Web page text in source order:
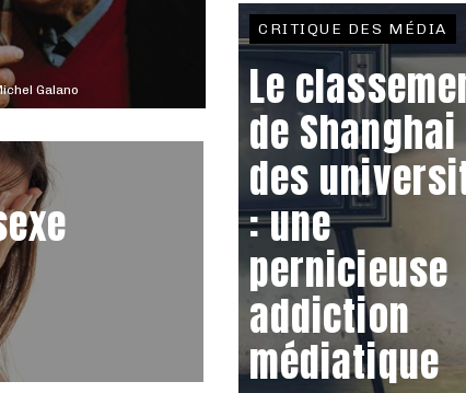
Galano
CRITIQUE DES MÉDIA
Le
de Shanghai
des
: une
pernicieuse
addiction
médiatique